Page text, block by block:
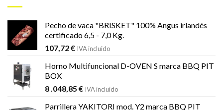
Pecho de vaca "BRISKET" 100% Angus irlandés
certificado 6,5 - 7,0 Kg.
107,72€ IVA incluido
Horno Multifuncional D-OVEN S marca BBQ PIT
BOX
8 .048,85 € IVA incluido
Parrillera YAKITORI mod. Y2 marca BBQ PIT